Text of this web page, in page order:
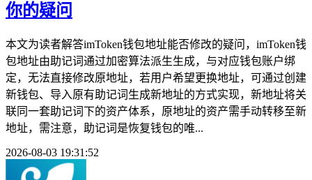
你的疑问
本文为读者解答imToken钱包地址能否修改的疑问，imToken钱
包地址由助记词通过加密算法派生生成，与对应钱包账户绑
定，无法直接修改原地址，若用户希望更换地址，可通过创建
新钱包、导入原有助记词生成新地址的方式实现，新地址将关
联同一套助记词下的资产体系，原地址的资产需手动转移至新
地址，需注意，助记词是恢复钱包的唯...
2026-08-03 19:31:52